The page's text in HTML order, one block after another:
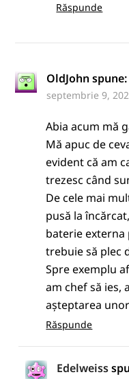
Răspunde
OldJohn spune:
septembrie 9,
Abia acum mă
Mă apuc de
evident că am
trezesc când
De cele mai
pusă la
baterie externa
trebuie să plec
Spre exemplu
am chef să ies,
așteptarea
Răspunde
Edelweiss